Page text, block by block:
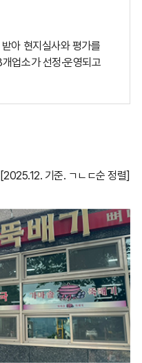
아 현지실사와 평가를
업소가 선정·운영되고
[2025.12. 기준. ㄱㄴㄷ순 정렬]